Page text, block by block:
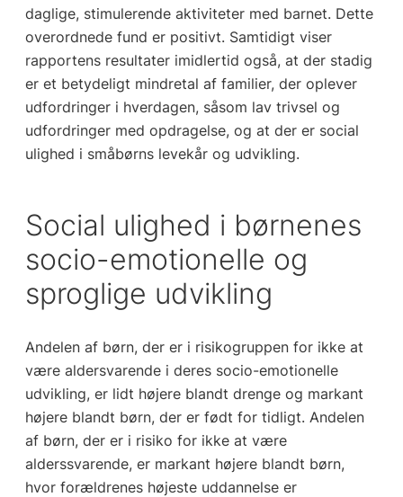
daglige, stimulerende aktiviteter med barnet. Dette
overordnede fund er positivt. Samtidigt viser
rapportens resultater imidlertid også, at der stadig
er et betydeligt mindretal af familier, der oplever
udfordringer i hverdagen, såsom lav trivsel og
udfordringer med opdragelse, og at der er social
ulighed i småbørns levekår og udvikling.
Social ulighed i børnenes
socio-emotionelle og
sproglige udvikling
Andelen af børn, der er i risikogruppen for ikke at
være aldersvarende i deres socio-emotionelle
udvikling, er lidt højere blandt drenge og markant
højere blandt børn, der er født for tidligt. Andelen
af børn, der er i risiko for ikke at være
alderssvarende, er markant højere blandt børn,
hvor forældrenes højeste uddannelse er